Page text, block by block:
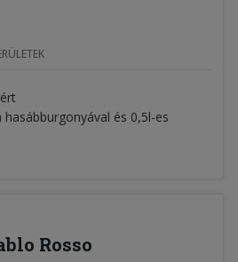
és 0,5l-es
Rosso